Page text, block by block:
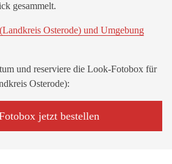
gesammelt.
Osterode) und Umgebung
und reserviere die Look-Fotobox für
Osterode):
jetzt bestellen